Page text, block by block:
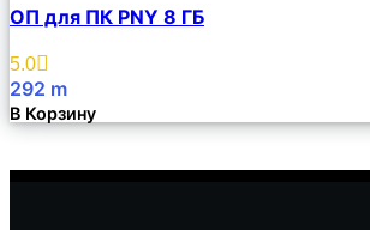
Описание
Избранное
ОП для ПК PNY 8 ГБ
5.0
292 m
В Корзину